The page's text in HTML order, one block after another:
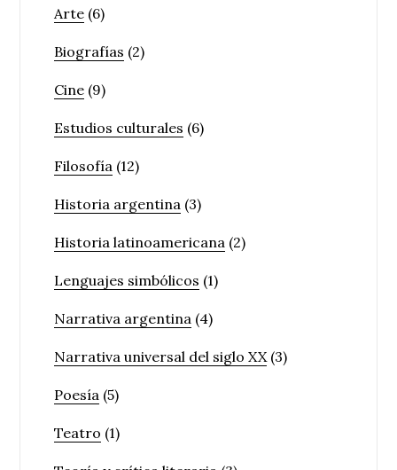
Arte (6)
Biografías (2)
Cine (9)
Estudios culturales (6)
Filosofía (12)
Historia argentina (3)
Historia latinoamericana (2)
Lenguajes simbólicos (1)
Narrativa argentina (4)
Narrativa universal del siglo XX(3)
Poesía (5)
Teatro (1)